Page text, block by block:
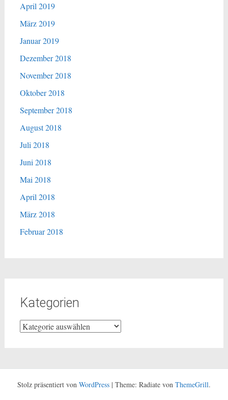
April 2019
März 2019
Januar 2019
Dezember 2018
November 2018
Oktober 2018
September 2018
August 2018
Juli 2018
Juni 2018
Mai 2018
April 2018
März 2018
Februar 2018
Kategorien
Kategorien
Stolz präsentiert von WordPress | Theme: Radiate von ThemeGrill.